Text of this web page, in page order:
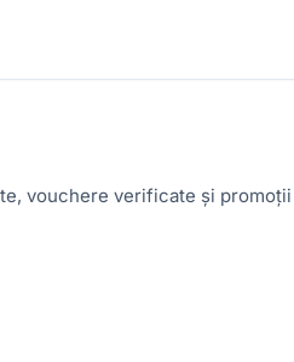
vouchere verificate și promoții